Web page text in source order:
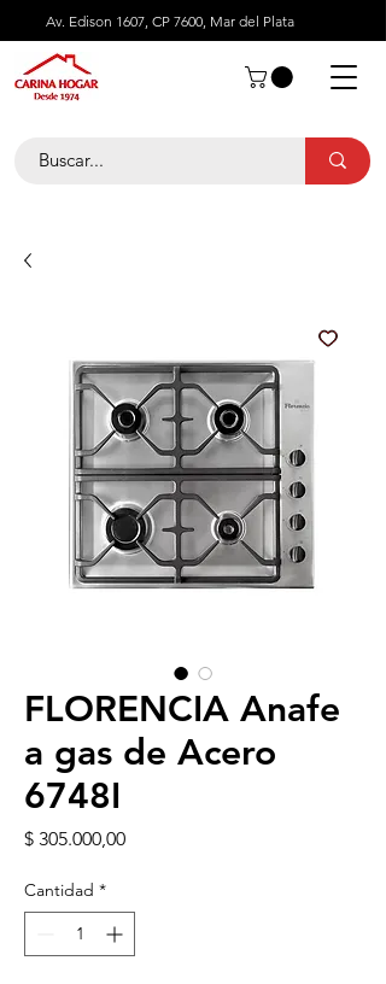
Av. Edison 1607, CP 7600, Mar del Plata
FLORENCIA Anafe
a gas de Acero
6748I
$ 305.000,00Precio
Cantidad *